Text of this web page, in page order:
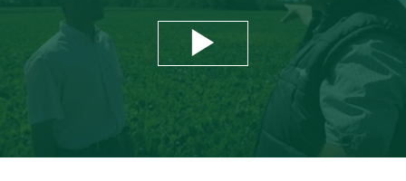
Play Mute Settings
Play